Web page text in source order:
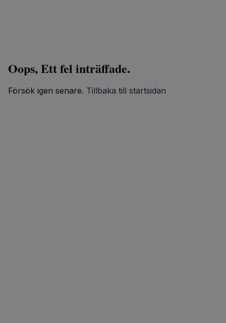
Oops, Ett fel inträffade.
Försök igen senare. Tillbaka till startsidan